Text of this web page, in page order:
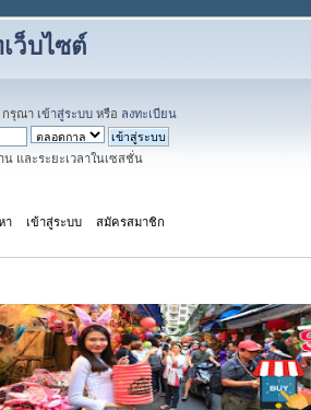
ว็บไซต์
กรุณา เข้าสู่ระบบ หรือ ลงทะเบียน
และระยะเวลาในเซสชั่น
า เข้าสู่ระบบ สมัครสมาชิก